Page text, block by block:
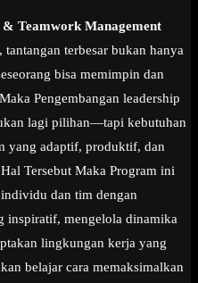
& Teamwork Management
terbesar bukan hanya
bisa memimpin dan
Pengembangan leadership
lagi pilihan—tapi kebutuhan
yang adaptif, produktif, dan
Tersebut Maka Program ini
dan tim dengan
inspiratif, mengelola dinamika
lingkungan kerja yang
belajar cara memaksimalkan